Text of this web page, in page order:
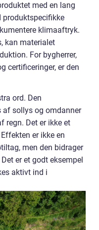
med en lang
produktspecifikke
klimaaftryk.
kan materialet
For bygherrer,
certificeringer, er den
ord. Den
af sollys og omdanner
regn. Det er ikke et
er ikke en
men den bidrager
er et godt eksempel
aktivt ind i